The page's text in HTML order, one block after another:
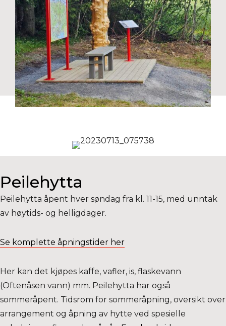
Peilehytta
Peilehytta åpent hver søndag fra kl. 11-15, med unntak
av høytids- og helligdager.
Se komplette åpningstider her
Her kan det kjøpes kaffe, vafler, is, flaskevann
(Oftenåsen vann) mm. Peilehytta har også
sommeråpent. Tidsrom for sommeråpning, oversikt over
arrangement og åpning av hytte ved spesielle